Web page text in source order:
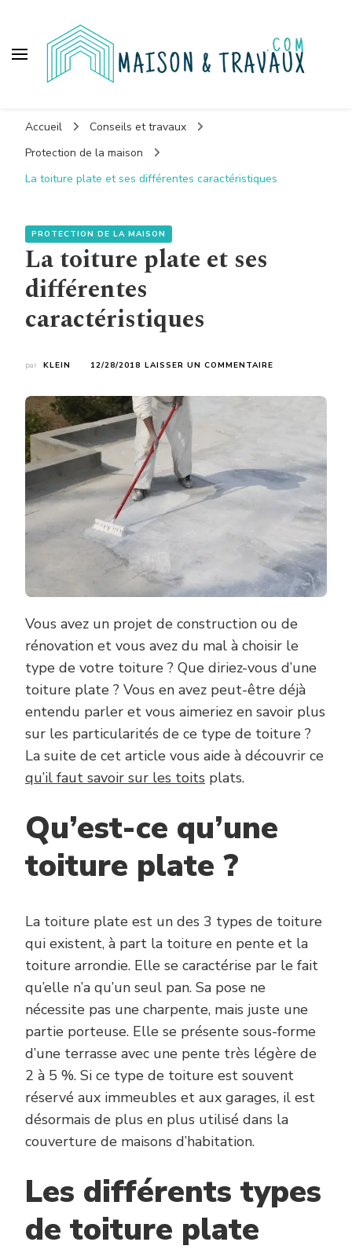
Accueil
Conseils et travaux
Protection de la maison
La toiture plate et ses différentes caractéristiques
PROTECTION DE LA MAISON
La toiture plate et ses
différentes
caractéristiques
par KLEIN 12/28/2018 LAISSER UN COMMENTAIRE
Vous avez un projet de construction ou de
rénovation et vous avez du mal à choisir le
type de votre toiture ? Que diriez-vous d’une
toiture plate ? Vous en avez peut-être déjà
entendu parler et vous aimeriez en savoir plus
sur les particularités de ce type de toiture ?
La suite de cet article vous aide à découvrir ce
qu’il faut savoir sur les toits plats.
Qu’est-ce qu’une
toiture plate ?
La toiture plate est un des 3 types de toiture
qui existent, à part la toiture en pente et la
toiture arrondie. Elle se caractérise par le fait
qu’elle n’a qu’un seul pan. Sa pose ne
nécessite pas une charpente, mais juste une
partie porteuse. Elle se présente sous-forme
d’une terrasse avec une pente très légère de
2 à 5 %. Si ce type de toiture est souvent
réservé aux immeubles et aux garages, il est
désormais de plus en plus utilisé dans la
couverture de maisons d’habitation.
Les différents types
de toiture plate